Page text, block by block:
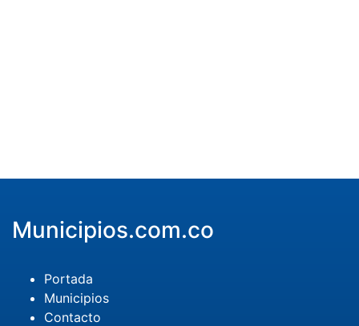
Municipios.com.co
Portada
Municipios
Contacto